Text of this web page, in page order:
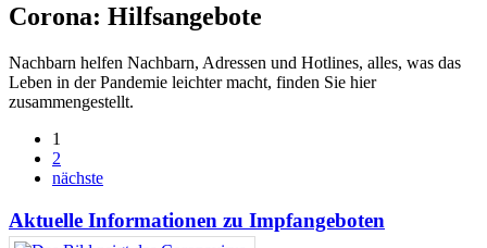
Corona: Hilfsangebote
Nachbarn helfen Nachbarn, Adressen und Hotlines, alles, was das
Leben in der Pandemie leichter macht, finden Sie hier
zusammengestellt.
1
2
nächste
Aktuelle Informationen zu Impfangeboten